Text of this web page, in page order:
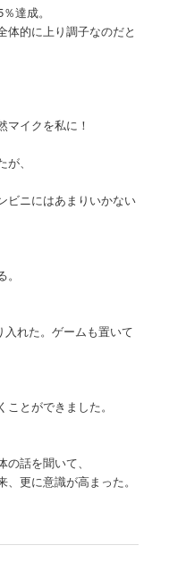
達成。
体的に上り調子なのだと
マイクを私に！
、
ビニにはあまりいかない
入れた。ゲームも置いて
とができました。
話を聞いて、
更に意識が高まった。